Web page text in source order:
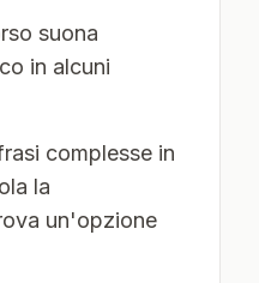
suona
in alcuni
complesse in
la
un'opzione